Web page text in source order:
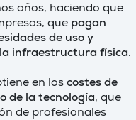
años, haciendo que
que pagan
de uso y
infraestructura física.
en los costes de
de la tecnología, que
de profesionales